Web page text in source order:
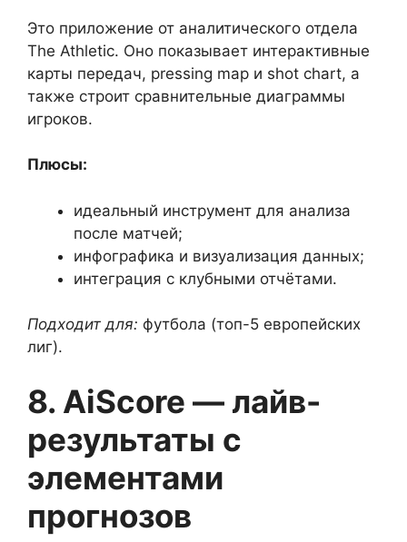
Это приложение от аналитического отдела
The Athletic. Оно показывает интерактивные
карты передач, pressing map и shot chart, а
также строит сравнительные диаграммы
игроков.
Плюсы:
идеальный инструмент для анализа
после матчей;
инфографика и визуализация данных;
интеграция с клубными отчётами.
Подходит для: футбола (топ-5 европейских
лиг).
8. AiScore — лайв-
результаты с
элементами
прогнозов